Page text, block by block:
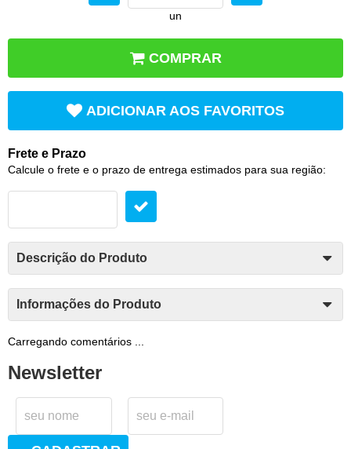
un
COMPRAR
ADICIONAR AOS FAVORITOS
Frete e Prazo
Calcule o frete e o prazo de entrega estimados para sua região:
Descrição do Produto
Informações do Produto
Carregando comentários ...
Newsletter